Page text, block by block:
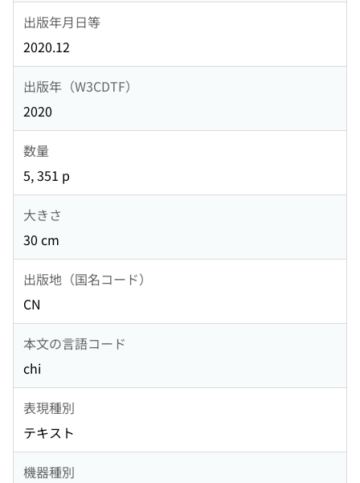
出版年月日等
2020.12
出版年（W3CDTF）
2020
数量
5, 351 p
大きさ
30 cm
出版地（国名コード）
CN
本文の言語コード
chi
表現種別
テキスト
機器種別